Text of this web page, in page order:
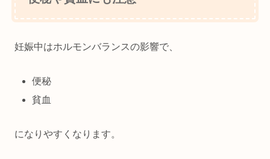
妊娠中はホルモンバランスの影響で、
便秘
貧血
になりやすくなります。